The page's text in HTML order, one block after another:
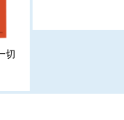
切